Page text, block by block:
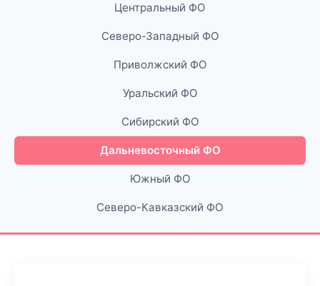
Центральный ФО
Северо-Западный ФО
Приволжский ФО
Уральский ФО
Сибирский ФО
Дальневосточный ФО
Южный ФО
Северо-Кавказский ФО